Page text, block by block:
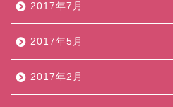
2017年7月
2017年5月
2017年2月